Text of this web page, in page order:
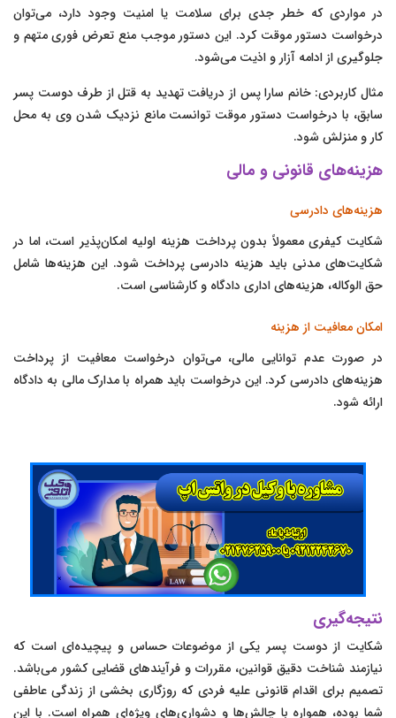
در مواردی که خطر جدی برای سلامت یا امنیت وجود دارد، می‌توان
درخواست دستور موقت کرد. این دستور موجب منع تعرض فوری متهم و
جلوگیری از ادامه آزار و اذیت می‌شود.
مثال کاربردی: خانم سارا پس از دریافت تهدید به قتل از طرف دوست پسر
سابق، با درخواست دستور موقت توانست مانع نزدیک شدن وی به محل
کار و منزلش شود.
هزینه‌های قانونی و مالی
هزینه‌های دادرسی
شکایت کیفری معمولاً بدون پرداخت هزینه اولیه امکان‌پذیر است، اما در
شکایت‌های مدنی باید هزینه دادرسی پرداخت شود. این هزینه‌ها شامل
حق الوکاله، هزینه‌های اداری دادگاه و کارشناسی است.
امکان معافیت از هزینه
در صورت عدم توانایی مالی، می‌توان درخواست معافیت از پرداخت
هزینه‌های دادرسی کرد. این درخواست باید همراه با مدارک مالی به دادگاه
ارائه شود.
نتیجه‌گیری
شکایت از دوست پسر یکی از موضوعات حساس و پیچیده‌ای است که
نیازمند شناخت دقیق قوانین، مقررات و فرآیندهای قضایی کشور می‌باشد.
تصمیم برای اقدام قانونی علیه فردی که روزگاری بخشی از زندگی عاطفی
شما بوده، همواره با چالش‌ها و دشواری‌های ویژه‌ای همراه است. با این